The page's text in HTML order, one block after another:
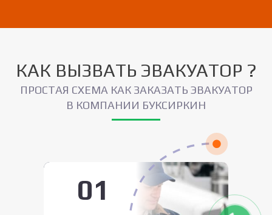
КАК ВЫЗВАТЬ ЭВАКУАТОР ?
ПРОСТАЯ СХЕМА КАК ЗАКАЗАТЬ ЭВАКУАТОР
В КОМПАНИИ БУКСИРКИН
01